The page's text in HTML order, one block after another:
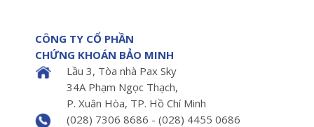
CÔNG TY CỔ PHẦN
CHỨNG KHOÁN BẢO MINH
Lầu 3, Tòa nhà Pax Sky
34A Phạm Ngọc Thạch,
P. Xuân Hòa, TP. Hồ Chí Minh
(028) 7306 8686 - (028) 4455 0686